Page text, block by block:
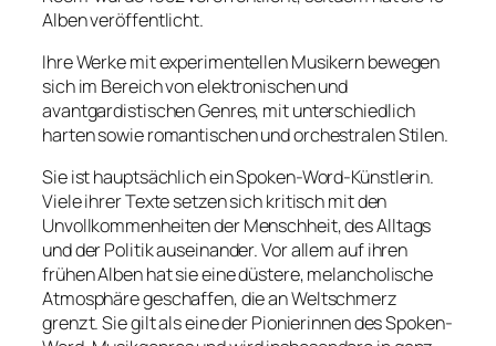
Alben veröffentlicht.
Ihre Werke mit experimentellen Musikern bewegen
sich im Bereich von elektronischen und
avantgardistischen Genres, mit unterschiedlich
harten sowie romantischen und orchestralen Stilen.
Sie ist hauptsächlich ein Spoken-Word-Künstlerin.
Viele ihrer Texte setzen sich kritisch mit den
Unvollkommenheiten der Menschheit, des Alltags
und der Politik auseinander. Vor allem auf ihren
frühen Alben hat sie eine düstere, melancholische
Atmosphäre geschaffen, die an Weltschmerz
grenzt. Sie gilt als eine der Pionierinnen des Spoken-